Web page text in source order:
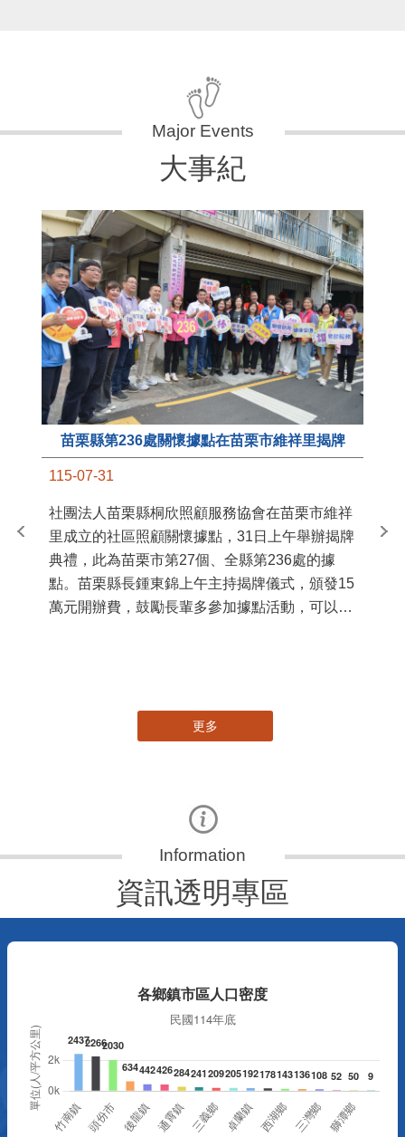
大事紀
苗栗縣第236處關懷據點在苗栗市維祥里揭牌
115-07-31
社團法人苗栗縣桐欣照顧服務協會在苗栗市維祥
里成立的社區照顧關懷據點，31日上午舉辦揭牌
典禮，此為苗栗市第27個、全縣第236處的據
點。苗栗縣長鍾東錦上午主持揭牌儀式，頒發15
萬元開辦費，鼓勵長輩多參加據點活動，可以更
苗
更多
資訊透明專區